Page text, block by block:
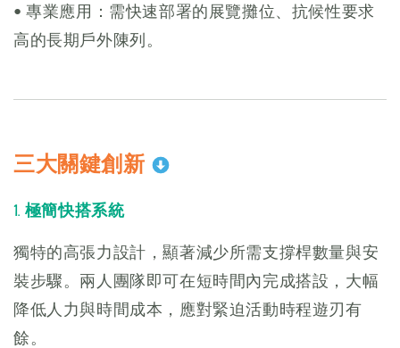
• 專業應用：需快速部署的展覽攤位、抗候性要求
高的長期戶外陳列。
三大關鍵創新
1. 極簡快搭系統
獨特的高張力設計，顯著減少所需支撐桿數量與安
裝步驟。兩人團隊即可在短時間內完成搭設，大幅
降低人力與時間成本，應對緊迫活動時程遊刃有
餘。